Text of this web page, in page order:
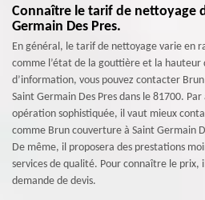
Connaître le tarif de nettoyage
Germain Des Pres.
En général, le tarif de nettoyage varie en
comme l’état de la gouttière et la hauteur
d’information, vous pouvez contacter
Saint Germain Des Pres dans le 81700.
opération sophistiquée, il vaut mieux
comme Brun couverture à Saint Germain
De même, il proposera des prestations
services de qualité. Pour connaître le prix,
demande de devis.